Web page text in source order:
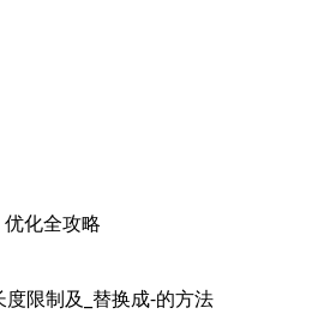
化全攻略
限制及_替换成-的方法